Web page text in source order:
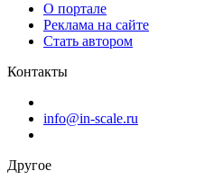
О портале
Реклама на сайте
Стать автором
Контакты
info@in-scale.ru
Другое